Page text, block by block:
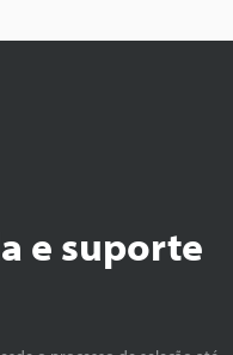
e suporte